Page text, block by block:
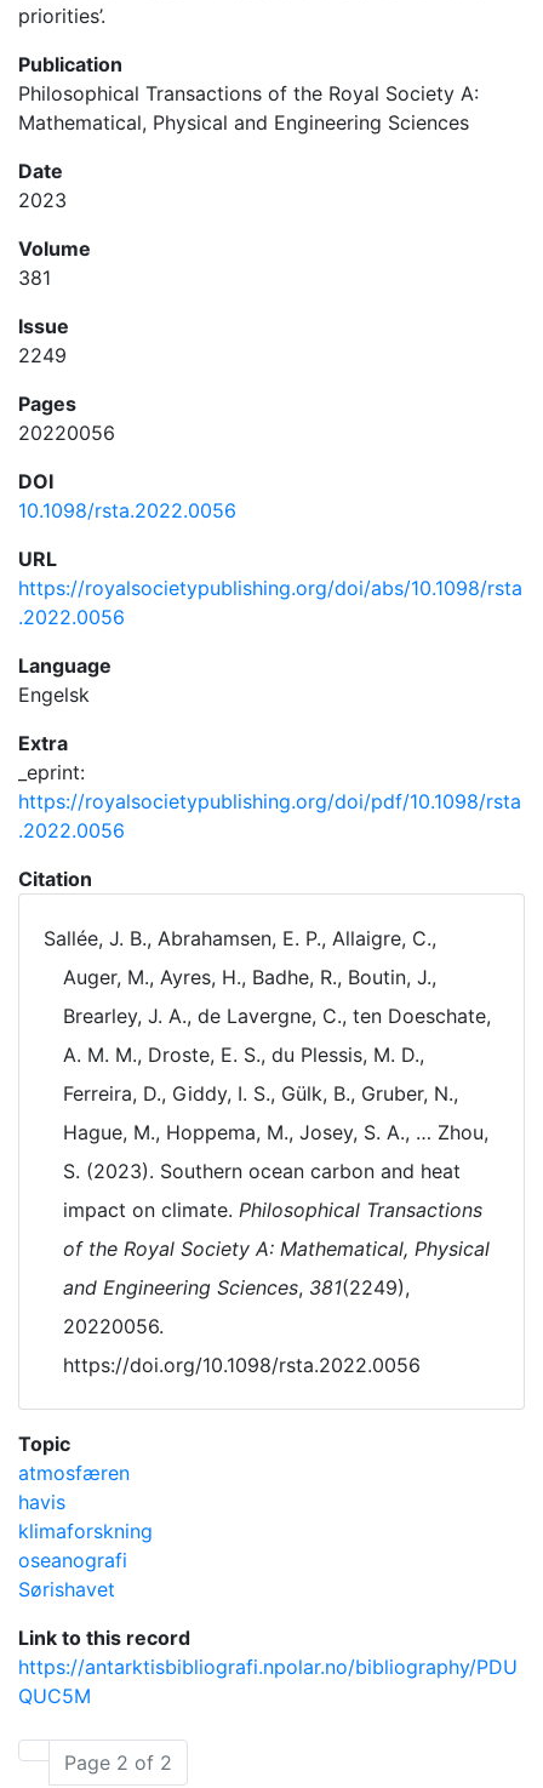
priorities’.
Publication
Philosophical Transactions of the Royal Society A:
Mathematical, Physical and Engineering Sciences
Date
2023
Volume
381
Issue
2249
Pages
20220056
DOI
10.1098/rsta.2022.0056
URL
https://royalsocietypublishing.org/doi/abs/10.1098/rsta
.2022.0056
Language
Engelsk
Extra
_eprint:
https://royalsocietypublishing.org/doi/pdf/10.1098/rsta
.2022.0056
Citation
Sallée, J. B., Abrahamsen, E. P., Allaigre, C.,
Auger, M., Ayres, H., Badhe, R., Boutin, J.,
Brearley, J. A., de Lavergne, C., ten Doeschate,
A. M. M., Droste, E. S., du Plessis, M. D.,
Ferreira, D., Giddy, I. S., Gülk, B., Gruber, N.,
Hague, M., Hoppema, M., Josey, S. A., … Zhou,
S. (2023). Southern ocean carbon and heat
impact on climate. Philosophical Transactions
of the Royal Society A: Mathematical, Physical
and Engineering Sciences, 381(2249),
20220056.
https://doi.org/10.1098/rsta.2022.0056
Topic
atmosfæren
havis
klimaforskning
oseanografi
Sørishavet
Link to this record
https://antarktisbibliografi.npolar.no/bibliography/PDU
QUC5M
Page 2 of 2